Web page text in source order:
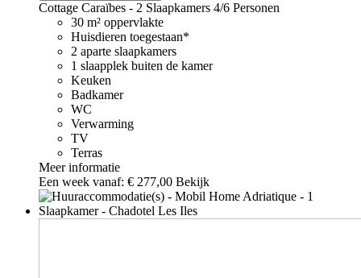
Cottage Caraïbes - 2 Slaapkamers 4/6 Personen
30 m² oppervlakte
Huisdieren toegestaan*
2 aparte slaapkamers
1 slaapplek buiten de kamer
Keuken
Badkamer
WC
Verwarming
TV
Terras
Meer informatie
Een week vanaf: € 277,00 Bekijk